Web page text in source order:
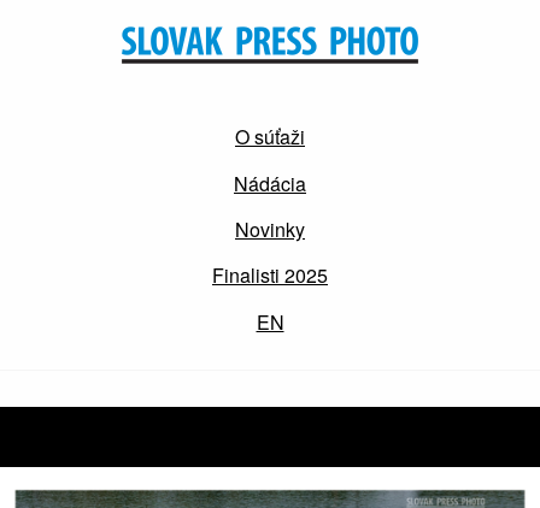
O súťaži
Nádácia
Novinky
Finalisti 2025
EN